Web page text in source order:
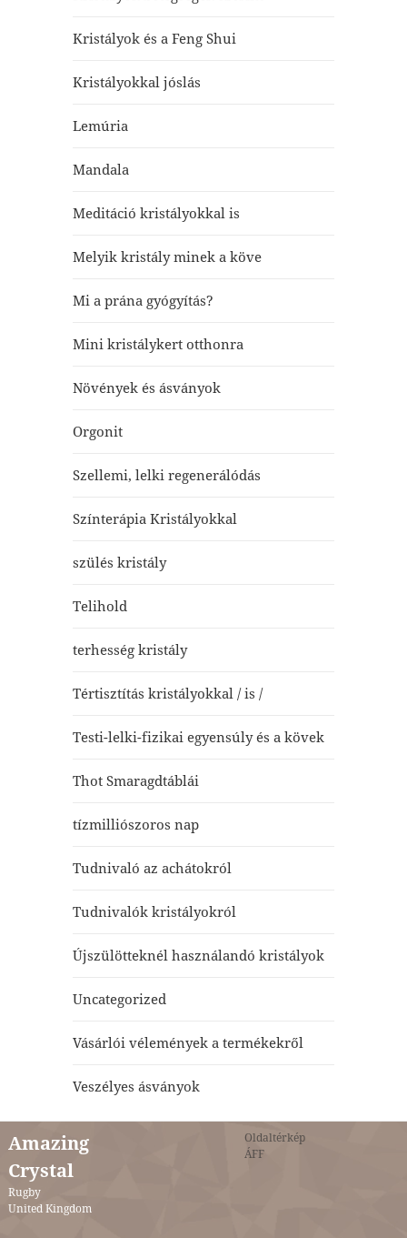
Kristályok és a Feng Shui
Kristályokkal jóslás
Lemúria
Mandala
Meditáció kristályokkal is
Melyik kristály minek a köve
Mi a prána gyógyítás?
Mini kristálykert otthonra
Növények és ásványok
Orgonit
Szellemi, lelki regenerálódás
Színterápia Kristályokkal
szülés kristály
Telihold
terhesség kristály
Tértisztítás kristályokkal / is /
Testi-lelki-fizikai egyensúly és a kövek
Thot Smaragdtáblái
tízmilliószoros nap
Tudnivaló az achátokról
Tudnivalók kristályokról
Újszülötteknél használandó kristályok
Uncategorized
Vásárlói vélemények a termékekről
Veszélyes ásványok
Amazing
Crystal
Rugby
United Kingdom
Oldaltérkép
ÁFF